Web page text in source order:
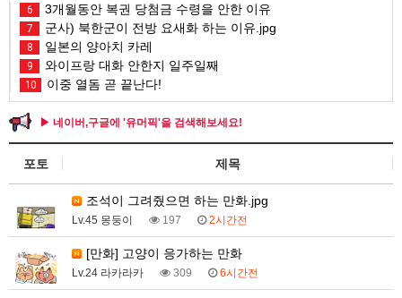
6 3개월동안 복권 당첨금 수령을 안한 이유
7 군사) 북한군이 전방 요새화 하는 이유.jpg
8 일본의 양아치 카레
9 와이프랑 대화 안한지 일주일째
10 이중 열돔 곧 끝난다!
▶ 네이버,구글에 '유머픽'을 검색해보세요!
포토 제목
조석이 그려줬으면 하는 만화.jpg
Lv.45 몽둥이 197 2시간전
[만화] 고양이 응가하는 만화
Lv.24 라카라카 309 6시간전